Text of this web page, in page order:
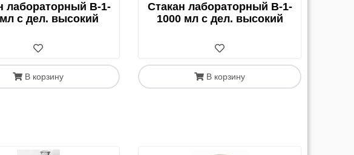
Почты России, не забудьте добавить к весу товара 0,5-1 кг
лабораторный В-1-
с дел. высокий
В корзину
Стакан лабораторный В-1-
1000 мл с дел. высокий
В корзину